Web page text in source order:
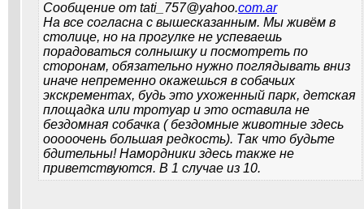
Сообщение от tati_757@yahoo.com.ar
На все согласна с вышесказанным. Мы живём в
столице, но на прогулке не успеваешь
порадоваться солнышку и посмотреть по
сторонам, обязательно нужно поглядывать вниз
иначе непременно окажешься в собачьих
экскрементах, будь это ухоженный парк, детская
площадка или тротуар и это оставила не
бездомная собачка ( бездомные животные здесь
ооооочень большая редкость). Так что будьте
бдительны! Намордники здесь также не
приветствуются. В 1 случае из 10.